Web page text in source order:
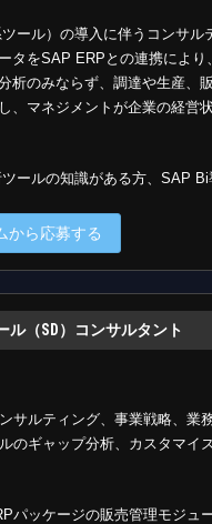
ール）の導入に伴うコンサ
タをSAP ERPとの連携によ
析のみならず、調達や生産、
、マネジメントが企業の経営
ールの知識がある方、SAP
から応募する
ル（SD）コンサルタント
サルティング、事業戦略、
のギャップ分析、カスタマ
パッケージの販売管理モジ